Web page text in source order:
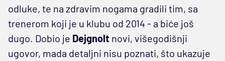
odluke, te na zdravim nogama gradili tim, sa
trenerom koji je u klubu od 2014 - a biće još
dugo. Dobio je Dejgnolt novi, višegodišnji
ugovor, mada detaljni nisu poznati, što ukazuje